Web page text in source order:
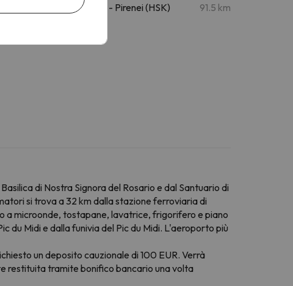
Aeroporto di Huesca - Pirenei (HSK) 91.5 km
di Nostra Signora del Rosario e dal Santuario di
si trova a 32 km dalla stazione ferroviaria di
a microonde, tostapane, lavatrice, frigorifero e piano
du Midi e dalla funivia del Pic du Midi. L'aeroporto più
un deposito cauzionale di 100 EUR. Verrà
restituita tramite bonifico bancario una volta